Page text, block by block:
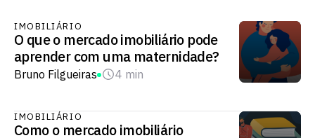
IMOBILIÁRIO
O que o mercado imobiliário pode
aprender com uma maternidade?
Bruno Filgueiras 4 min
IMOBILIÁRIO
Como o mercado imobiliário